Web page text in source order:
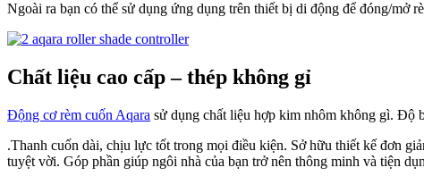
Ngoài ra bạn có thể sử dụng ứng dụng trên thiết bị di động để đóng/mở
Chất liệu cao cấp – thép không gỉ
Động cơ rèm cuốn Aqara sử dụng chất liệu hợp kim nhôm không gì. Độ
.Thanh cuốn dài, chịu lực tốt trong mọi điều kiện. Sở hữu thiết kế đơn
tuyệt vời. Góp phần giúp ngôi nhà của bạn trở nên thông minh và tiện